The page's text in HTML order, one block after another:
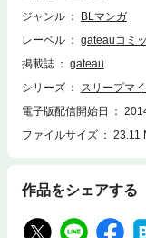
ジャンル
BLマンガ
レーベル
gateauコミ
掲載誌
gateau
シリーズ
スリープマ
電子版配信開始日
ファイルサイズ
23.11
作品をシェアする